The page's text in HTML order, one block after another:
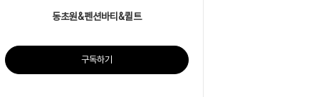
동초원&펜션바티&퀼트
구독하기